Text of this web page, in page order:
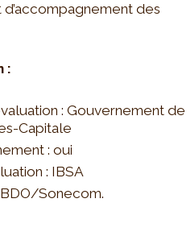
des
:
: Gouvernement de
Capitale
: oui
: IBSA
BDO/Sonecom.